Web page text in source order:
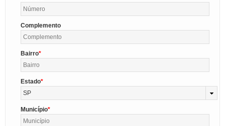
Complemento
Bairro
Estado
SP
Município